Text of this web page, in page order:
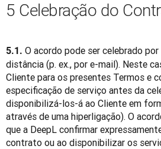
5 Celebração do
5.1. O acordo pode ser celebrado
distância (p. ex., por e-mail). Neste
Cliente para os presentes Termos e
especificação de serviço antes da
disponibilizá-los-á ao Cliente em
através de uma hiperligação). O
que a DeepL confirmar
contrato ou ao disponibilizar os